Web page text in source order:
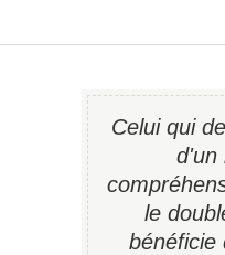
Celui qui
d'un
le
bénéficie